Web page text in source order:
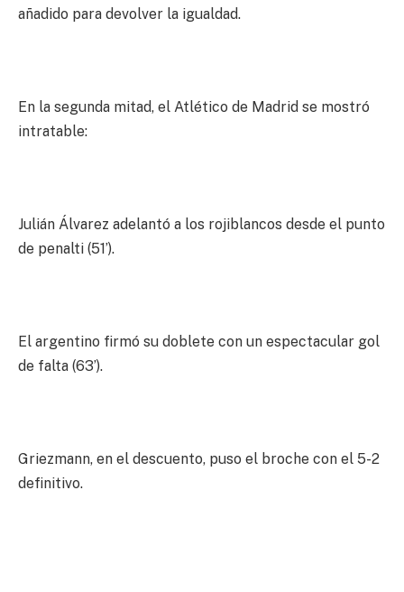
añadido para devolver la igualdad.
En la segunda mitad, el Atlético de Madrid se mostró
intratable:
Julián Álvarez adelantó a los rojiblancos desde el punto
de penalti (51’).
El argentino firmó su doblete con un espectacular gol
de falta (63’).
Griezmann, en el descuento, puso el broche con el 5-2
definitivo.